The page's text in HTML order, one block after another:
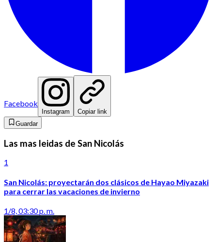
Facebook
Instagram
Copiar link
Guardar
Las mas leidas de San Nicolás
1
San Nicolás: proyectarán dos clásicos de Hayao Miyazaki
para cerrar las vacaciones de invierno
1/8, 03:30 p. m.